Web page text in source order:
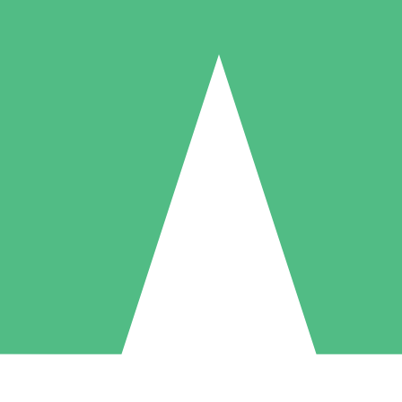
Packs de Crédits Individuels
à l'utilisation avec des crédits de téléchargement. Sans engagement
5 Téléchargements
US$